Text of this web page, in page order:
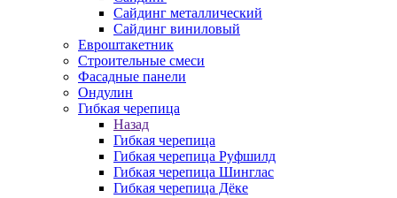
Сайдинг металлический
Сайдинг виниловый
Евроштакетник
Строительные смеси
Фасадные панели
Ондулин
Гибкая черепица
Назад
Гибкая черепица
Гибкая черепица Руфшилд
Гибкая черепица Шинглас
Гибкая черепица Дёке